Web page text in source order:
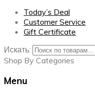
Today’s Deal
Customer Service
Gift Certificate
Искать:
Shop By Categories
Menu